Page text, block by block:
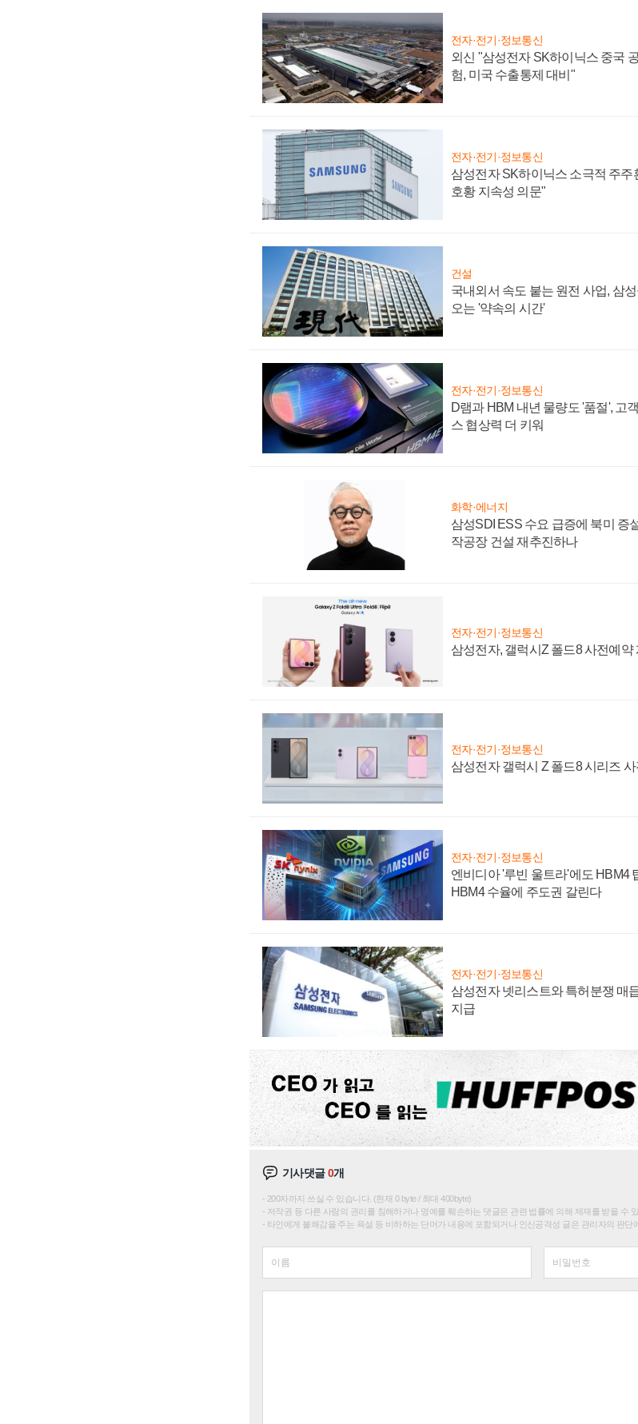
전자·전기·정보통신
외신 "삼성전자 SK하이닉스 중국
험, 미국 수출통제 대비"
전자·전기·정보통신
삼성전자 SK하이닉스 소극적 주주
호황 지속성 의문"
건설
국내외서 속도 붙는 원전 사업, 삼
오는 '약속의 시간'
전자·전기·정보통신
D램과 HBM 내년 물량도 '품절', 고
스 협상력 더 키워
화학·에너지
삼성SDI ESS 수요 급증에 북미 증
작공장 건설 재추진하나
전자·전기·정보통신
삼성전자, 갤럭시Z 폴드8 사전예
전자·전기·정보통신
삼성전자 갤럭시 Z 폴드8 시리즈
전자·전기·정보통신
엔비디아 '루빈 울트라'에도 HBM4
HBM4 수율에 주도권 갈린다
전자·전기·정보통신
삼성전자 넷리스트와 특허분쟁 매
지급
기사댓글0개
200자까지 쓰실 수 있습니다. (현재 0 byte / 최대 400byte)
저작권 등 다른 사람의 권리를 침해하거나 명예를 훼손하는 댓글은 관련 법률에 의해 제재를 받을 수
타인에게 불쾌감을 주는 욕설 등 비하하는 단어가 내용에 포함되거나 인신공격성 글은 관리자의 판단